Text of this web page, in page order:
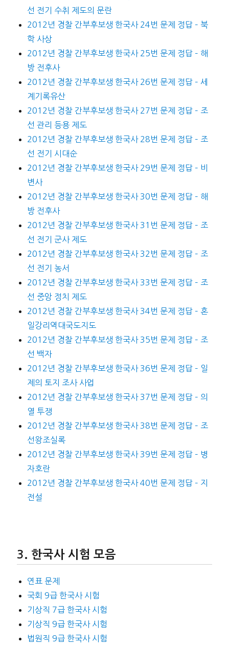
선 전기 수취 제도의 문란
2012년 경찰 간부후보생 한국사 24번 문제 정답 – 북
학 사상
2012년 경찰 간부후보생 한국사 25번 문제 정답 – 해
방 전후사
2012년 경찰 간부후보생 한국사 26번 문제 정답 – 세
계기록유산
2012년 경찰 간부후보생 한국사 27번 문제 정답 – 조
선 관리 등용 제도
2012년 경찰 간부후보생 한국사 28번 문제 정답 – 조
선 전기 시대순
2012년 경찰 간부후보생 한국사 29번 문제 정답 – 비
변사
2012년 경찰 간부후보생 한국사 30번 문제 정답 – 해
방 전후사
2012년 경찰 간부후보생 한국사 31번 문제 정답 – 조
선 전기 군사 제도
2012년 경찰 간부후보생 한국사 32번 문제 정답 – 조
선 전기 농서
2012년 경찰 간부후보생 한국사 33번 문제 정답 – 조
선 중앙 정치 제도
2012년 경찰 간부후보생 한국사 34번 문제 정답 – 혼
일강리역대국도지도
2012년 경찰 간부후보생 한국사 35번 문제 정답 – 조
선 백자
2012년 경찰 간부후보생 한국사 36번 문제 정답 – 일
제의 토지 조사 사업
2012년 경찰 간부후보생 한국사 37번 문제 정답 – 의
열 투쟁
2012년 경찰 간부후보생 한국사 38번 문제 정답 – 조
선왕조실록
2012년 경찰 간부후보생 한국사 39번 문제 정답 – 병
자호란
2012년 경찰 간부후보생 한국사 40번 문제 정답 – 지
전설
한국사 시험 모음
연표 문제
국회 9급 한국사 시험
기상직 7급 한국사 시험
기상직 9급 한국사 시험
법원직 9급 한국사 시험